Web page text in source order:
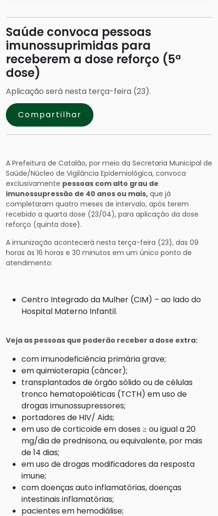
Saúde convoca pessoas
imunossuprimidas para
receberem a dose reforço (5ª
dose)
Aplicação será nesta terça-feira (23).
Compartilhar
A Prefeitura de Catalão, por meio da Secretaria Municipal de
Saúde/Núcleo de Vigilância Epidemiológica, convoca
exclusivamente pessoas com alto grau de
imunossupressão de 40 anos ou mais, que já
completaram quatro meses de intervalo, após terem
recebido a quarta dose (23/04), para aplicação da dose
reforço (quinta dose).
A imunização acontecerá nesta terça-feira (23), das 09
horas às 16 horas e 30 minutos em um único ponto de
atendimento:
Centro Integrado da Mulher (CIM) – ao lado do
Hospital Materno Infantil.
Veja as pessoas que poderão receber a dose extra:
com imunodeficiência primária grave;
em quimioterapia (câncer);
transplantados de órgão sólido ou de células
tronco hematopoiéticas (TCTH) em uso de
drogas imunossupressores;
portadores de HIV/ Aids;
em uso de corticoide em doses ≥ ou igual a 20
mg/dia de prednisona, ou equivalente, por mais
de 14 dias;
em uso de drogas modificadores da resposta
imune;
com doenças auto inflamatórias, doenças
intestinais inflamatórias;
pacientes em hemodiálise;